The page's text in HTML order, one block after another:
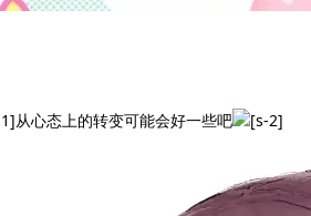
从心态上的转变可能会好一些吧